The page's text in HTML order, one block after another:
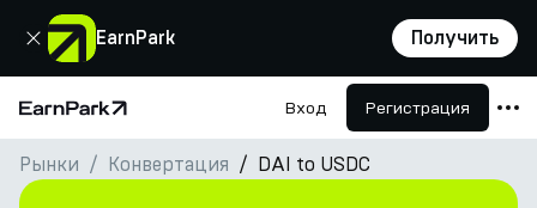
EarnPark Получить
Закрыть
Главная страница Вход Регистрация
Продукты
Рынки Конвертация DAI to USDC